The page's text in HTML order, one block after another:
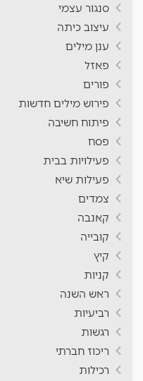
סנגור עצמי
עיצוב כיתה
ענן מילים
פאזל
פורים
פירוש מילים חדשות
פיתוח חשיבה
פסח
פעילויות בבית
פעילות שיא
צמדים
קאנבה
קובייה
קיץ
קניות
ראש השנה
רביעיות
רגשות
ריכוז חברתי
רכילות